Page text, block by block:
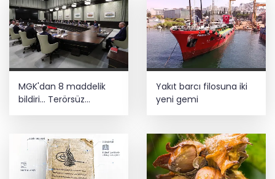
MGK'dan 8 maddelik
bildiri... Terörsüz
mesajı
Yakıt barcı filosuna iki
yeni gemi